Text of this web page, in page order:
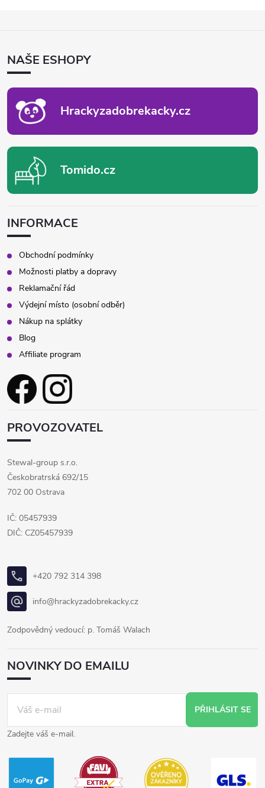
ANAŠE ESHOPY
Hrackyzadobrekacky.cz
Tomido.cz
INFORMACE
Obchodní podmínky
Možnosti platby a dopravy
Reklamační řád
Výdejní místo (osobní odběr)
Nákup na splátky
Blog
Affiliate program
PROVOZOVATEL
Stewal-group s.r.o.
Českobratrská 692/15
702 00 Ostrava
IČ: 05457939
DIČ: CZ05457939
+420 792 314 398
info@hrackyzadobrekacky.cz
Zodpovědný vedoucí: p. Tomáš Walach
NOVINKY DO EMAILU
PŘIHLÁSIT SE
Zadejte váš e-mail.